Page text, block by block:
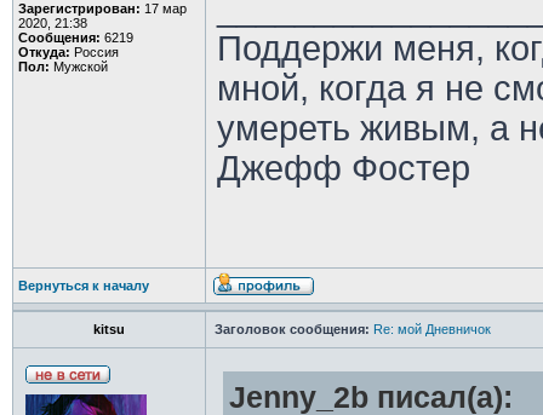
Зарегистрирован: 17 мар
2020, 21:38
Сообщения: 6219
Откуда: Россия
Пол: Мужской
Поддержи меня,
мной, когда я не
умереть живым, а
Джефф Фостер
Вернуться к началу
kitsu Заголовок сообщения: Re: мой Дневничок
Jenny_2b писал(а):